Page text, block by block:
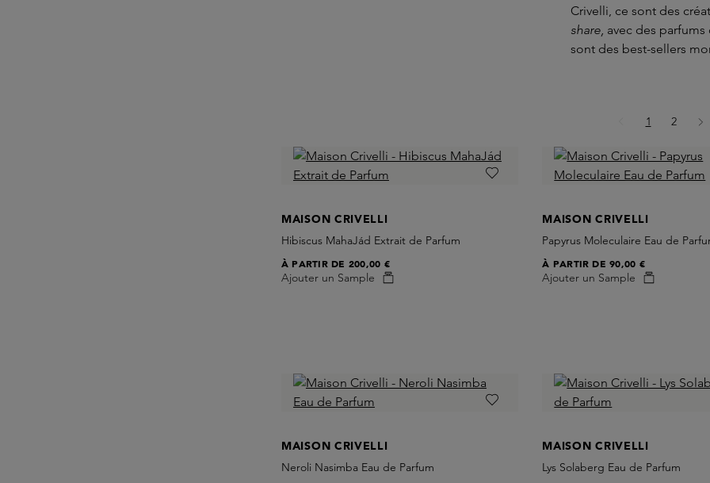
Crivelli, ce sont des
share, avec des
sont des best-sellers
Page
1 Page
2
MAISON CRIVELLI
Hibiscus MahaJád Extrait de Parfum
Ajouter un Sample
À PARTIR DE 200,00 €
MAISON CRIVELLI
Papyrus Moleculaire Eau de
Ajouter un Sample
À PARTIR DE90,00 €
MAISON CRIVELLI
Neroli Nasimba Eau de Parfum
MAISON CRIVELLI
Lys Solaberg Eau de Parfum